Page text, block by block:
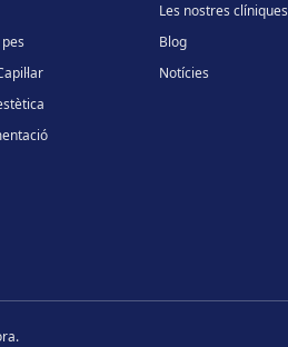
Les nostres clíniques
Blog
Notícies
.